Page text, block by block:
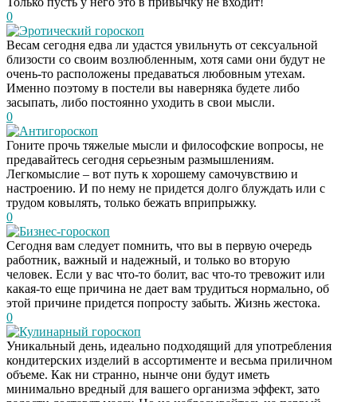
0
Эротический гороскоп
Весам сегодня едва ли удастся увильнуть от сексуальной
близости со своим возлюбленным, хотя сами они будут не
очень-то расположены предаваться любовным утехам.
Именно поэтому в постели вы наверняка будете либо
засыпать, либо постоянно уходить в свои мысли.
0
Антигороскоп
Гоните прочь тяжелые мысли и философские вопросы, не
предавайтесь сегодня серьезным размышлениям.
Легкомыслие – вот путь к хорошему самочувствию и
настроению. И по нему не придется долго блуждать или с
трудом ковылять, только бежать вприпрыжку.
0
Бизнес-гороскоп
Сегодня вам следует помнить, что вы в первую очередь
работник, важный и надежный, и только во вторую
человек. Если у вас что-то болит, вас что-то тревожит или
какая-то еще причина не дает вам трудиться нормально, об
этой причине придется попросту забыть. Жизнь жестока.
0
Кулинарный гороскоп
Уникальный день, идеально подходящий для употребления
кондитерских изделий в ассортименте и весьма приличном
объеме. Как ни странно, нынче они будут иметь
минимально вредный для вашего организма эффект, зато